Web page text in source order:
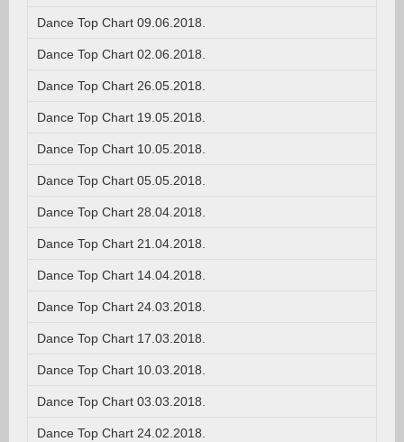
Dance Top Chart 09.06.2018.
Dance Top Chart 02.06.2018.
Dance Top Chart 26.05.2018.
Dance Top Chart 19.05.2018.
Dance Top Chart 10.05.2018.
Dance Top Chart 05.05.2018.
Dance Top Chart 28.04.2018.
Dance Top Chart 21.04.2018.
Dance Top Chart 14.04.2018.
Dance Top Chart 24.03.2018.
Dance Top Chart 17.03.2018.
Dance Top Chart 10.03.2018.
Dance Top Chart 03.03.2018.
Dance Top Chart 24.02.2018.